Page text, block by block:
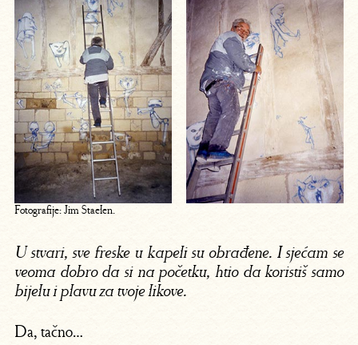
Fotografije: Jim Staelen.
U stvari, sve freske u kapeli su obrađene. I sjećam se
veoma dobro da si na početku, htio da koristiš samo
bijelu i plavu za tvoje likove.
Da, tačno…